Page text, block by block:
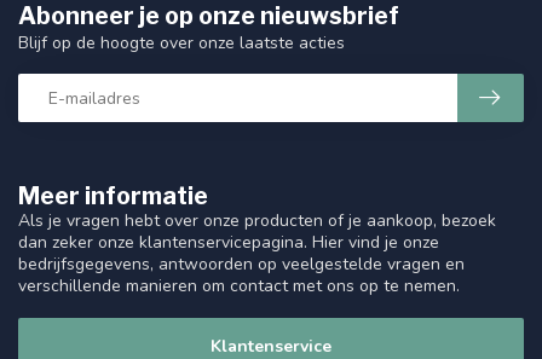
Meer informatie
Als je vragen hebt over onze producten of je aankoop, bezoek
dan zeker onze klantenservicepagina. Hier vind je onze
bedrijfsgegevens, antwoorden op veelgestelde vragen en
verschillende manieren om contact met ons op te nemen.
Klantenservice
Abonneer je op onze nieuwsbrief
Blijf op de hoogte over onze laatste acties